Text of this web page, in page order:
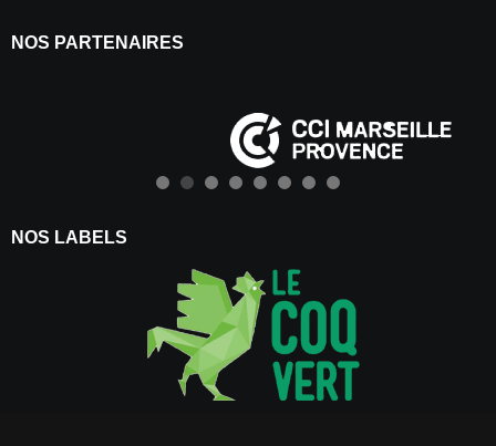
NOS PARTENAIRES
NOS LABELS